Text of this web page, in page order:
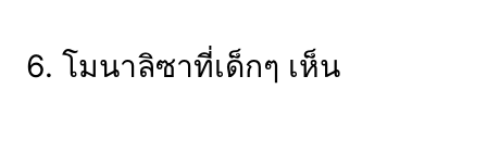
6. โมนาลิซาที่เด็กๆ เห็น